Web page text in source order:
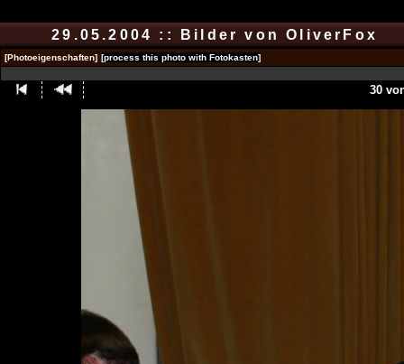
29.05.2004 :: Bilder von OliverFox
[Photoeigenschaften] [process this photo with Fotokasten]
30